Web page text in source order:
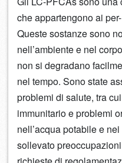
che appartengono ai
Queste sostanze sono
nell’ambiente e nel
non si degradano
nel tempo. Sono state
problemi di salute, tra
immunitario e problemi
nell’acqua potabile e
sollevato